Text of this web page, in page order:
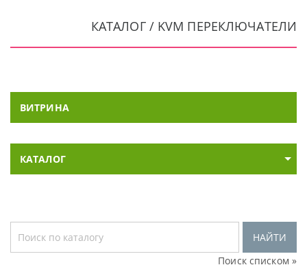
КАТАЛОГ / KVM ПЕРЕКЛЮЧАТЕЛИ
ВИТРИНА
КАТАЛОГ
НАЙТИ
Поиск списком »